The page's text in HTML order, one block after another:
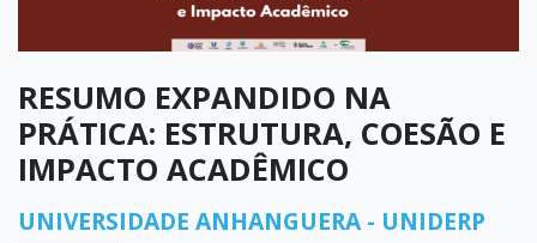
RESUMO EXPANDIDO NA
PRÁTICA: ESTRUTURA, COESÃO E
IMPACTO ACADÊMICO
UNIVERSIDADE ANHANGUERA - UNIDERP